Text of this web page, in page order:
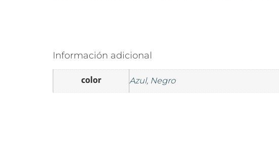
Información adicional
color Azul, Negro